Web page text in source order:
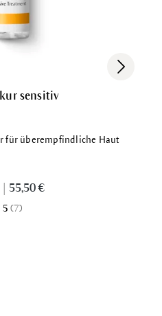
sensitiv
für überempfindliche Haut
55,50 €
5 (7)